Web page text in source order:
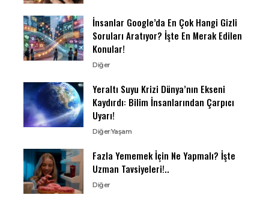
İnsanlar Google’da En Çok Hangi Gizli
Soruları Aratıyor? İşte En Merak Edilen
Konular!
Diğer
Yeraltı Suyu Krizi Dünya’nın Ekseni
Kaydırdı: Bilim İnsanlarından Çarpıcı
Uyarı!
DiğerYaşam
Fazla Yememek İçin Ne Yapmalı? İşte
Uzman Tavsiyeleri!..
Diğer